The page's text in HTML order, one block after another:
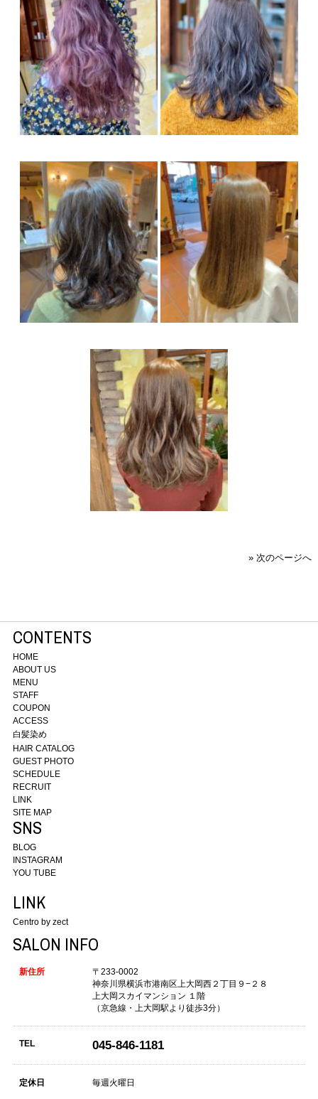
» 次のページへ
CONTENTS
HOME
ABOUT US
MENU
STAFF
COUPON
ACCESS
白髪染め
HAIR CATALOG
GUEST PHOTO
SCHEDULE
RECRUIT
LINK
SITE MAP
SNS
BLOG
INSTAGRAM
YOU TUBE
LINK
Centro by zect
SALON INFO
新住所
〒233-0002
神奈川県横浜市港南区上大岡西２丁目９−２８
上大岡スカイマンション １階
（京急線・上大岡駅より徒歩3分）
TEL 045-846-1181
定休日 毎週火曜日